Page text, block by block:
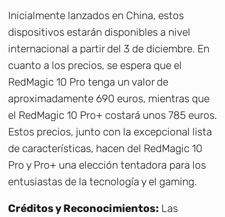
Inicialmente lanzados en China, estos
dispositivos estarán disponibles a nivel
internacional a partir del 3 de diciembre. En
cuanto a los precios, se espera que el
RedMagic 10 Pro tenga un valor de
aproximadamente 690 euros, mientras que
el RedMagic 10 Pro+ costará unos 785 euros.
Estos precios, junto con la excepcional lista
de características, hacen del RedMagic 10
Pro y Pro+ una elección tentadora para los
entusiastas de la tecnología y el gaming.
Créditos y Reconocimientos: Las